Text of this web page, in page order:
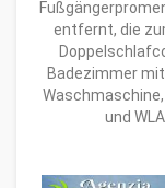
entfernt, die
Badezimmer
und